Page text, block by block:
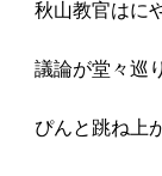
秋山教官はに
議論が堂々巡
ぴんと跳ね上